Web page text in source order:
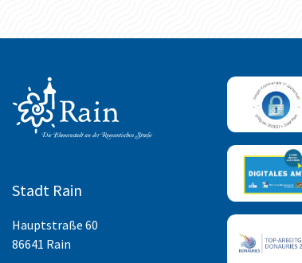
Stadt Rain
Hauptstraße 60
86641 Rain